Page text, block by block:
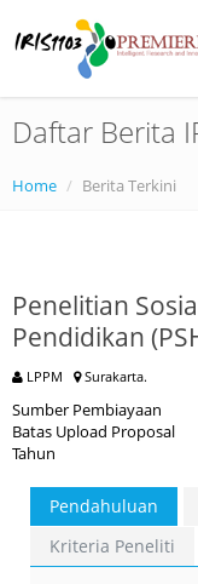
Daftar Berita
Home Berita Terkini
Penelitian
Pendidikan
LPPM Surakarta.
Sumber Pembiayaan
Batas Upload Proposal
Tahun
Pendahuluan
Kriteria Peneliti